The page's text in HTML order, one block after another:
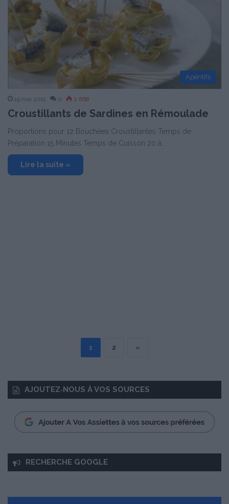
Apéritifs
19 mai 2011 0 2 668
Croustillants de Sardines en Rémoulade
Proportions pour 12 Bouchées Croustillantes Temps de
Préparation 15 Minutes Temps de Cuisson 20 à…
Lire la suite »
1 2 »
AJOUTEZ‑NOUS À VOS SOURCES
RECHERCHE GOOGLE